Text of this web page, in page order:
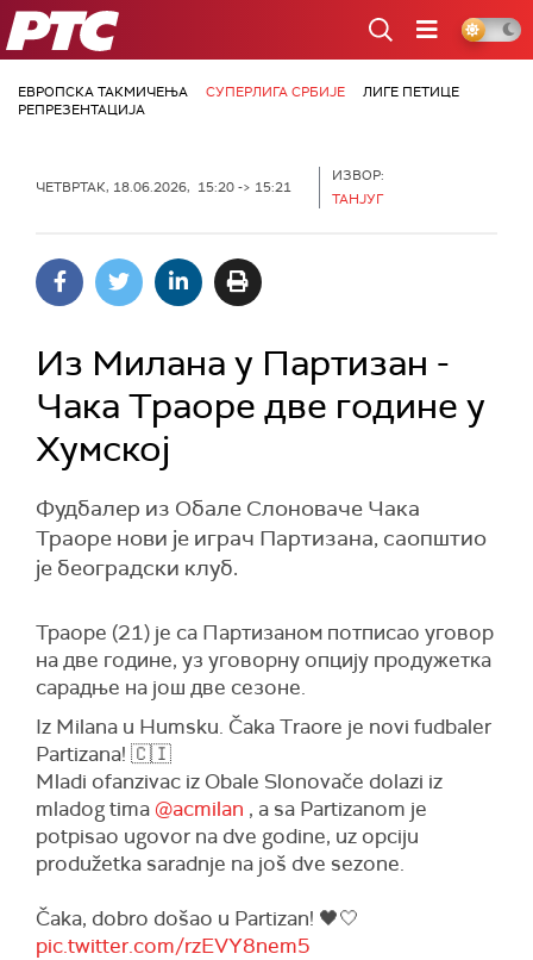
РТС
ЕВРОПСКА ТАКМИЧЕЊА СУПЕРЛИГА СРБИЈЕ
ЛИГЕ ПЕТИЦЕ
РЕПРЕЗЕНТАЦИЈА
ЧЕТВРТАК, 18.06.2026, 15:20 -> 15:21
ИЗВОР:
ТАНЈУГ
Из Милана у Партизан -
Чака Траоре две године у
Хумској
Фудбалер из Обале Слоноваче Чака
Траоре нови је играч Партизана, саопштио
је београдски клуб.
Траоре (21) је са Партизаном потписао уговор
на две године, уз уговорну опцију продужетка
сарадње на још две сезоне.
Iz Milana u Humsku. Čaka Traore je novi fudbaler
Partizana! 🇨🇮
Mladi ofanzivac iz Obale Slonovače dolazi iz
mladog tima @acmilan , a sa Partizanom je
potpisao ugovor na dve godine, uz opciju
produžetka saradnje na još dve sezone.
Čaka, dobro došao u Partizan! 🖤🤍
pic.twitter.com/rzEVY8nem5